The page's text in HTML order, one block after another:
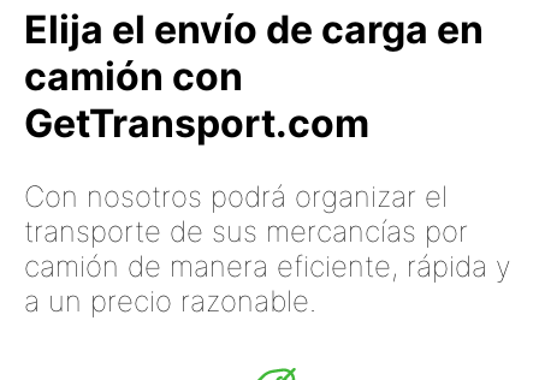
Elija el envío de carga en
camión con
GetTransport.com
Con nosotros podrá organizar el
transporte de sus mercancías por
camión de manera eficiente, rápida y
a un precio razonable.